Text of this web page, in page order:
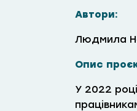
Автори:
Людмила
Опис
У 2022